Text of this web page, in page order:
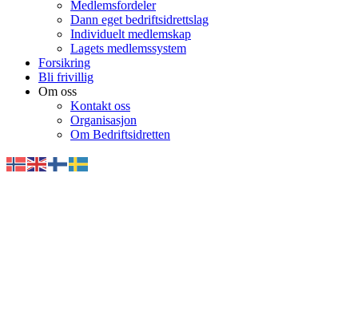
Medlemsfordeler
Dann eget bedriftsidrettslag
Individuelt medlemskap
Lagets medlemssystem
Forsikring
Bli frivillig
Om oss
Kontakt oss
Organisasjon
Om Bedriftsidretten